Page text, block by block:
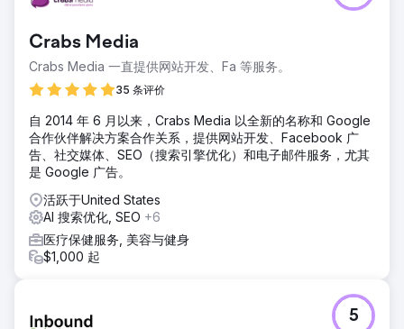
Crabs Media
Crabs Media 一直提供网站开发、Fa 等服务。
35 条评价
自 2014 年 6 月以来，Crabs Media 以全新的名称和 Google
合作伙伴解决方案合作关系，提供网站开发、Facebook 广
告、社交媒体、SEO（搜索引擎优化）和电子邮件服务，尤其
是 Google 广告。
活跃于United States
AI 搜索优化, SEO +6
医疗保健服务, 美容与健身
$1,000 起
5